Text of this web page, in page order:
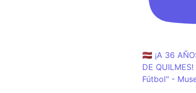
🇱🇻 ¡A 36
DE
Fútbol" -